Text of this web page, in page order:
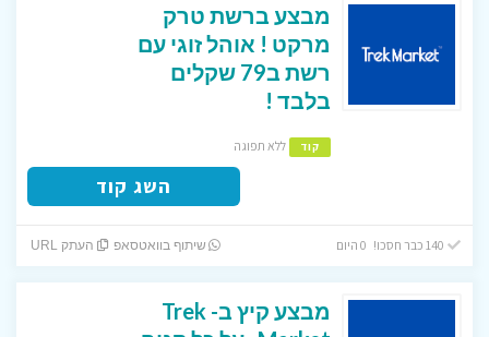
מבצע ברשת טרק
מרקט ! אוהל זוגי עם
רשת ב79 שקלים
בלבד !
קוד ללא תפוגה
השג קוד
שיתוף בוואטסאפ העתק URL
מבצע קיץ ב- Trek